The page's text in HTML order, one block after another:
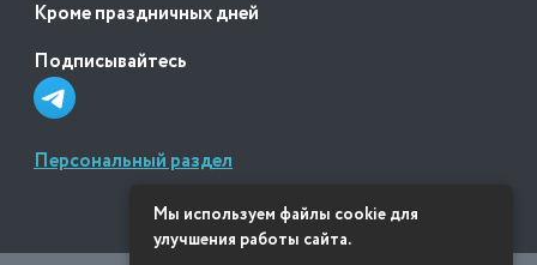
Кроме праздничных дней
Подписывайтесь
Персональный раздел
Мы используем файлы cookie для
улучшения работы сайта.